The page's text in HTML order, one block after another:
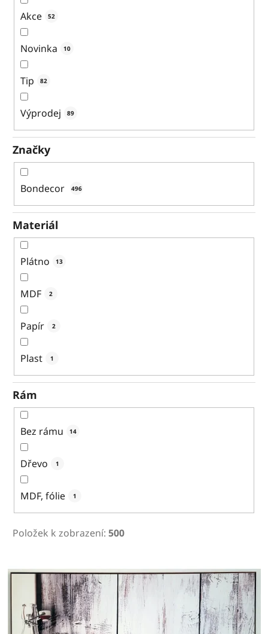
Akce 52
Novinka 10
Tip 82
Výprodej 89
Značky
Bondecor 496
Materiál
Plátno 13
MDF 2
Papír 2
Plast 1
Rám
Bez rámu 14
Dřevo 1
MDF, fólie 1
Položek k zobrazení: 500
V
p